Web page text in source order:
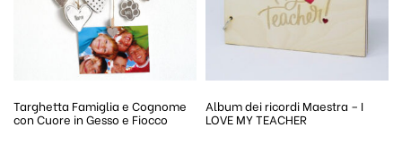
Targhetta Famiglia e Cognome
con Cuore in Gesso e Fiocco
Album dei ricordi Maestra – I
LOVE MY TEACHER